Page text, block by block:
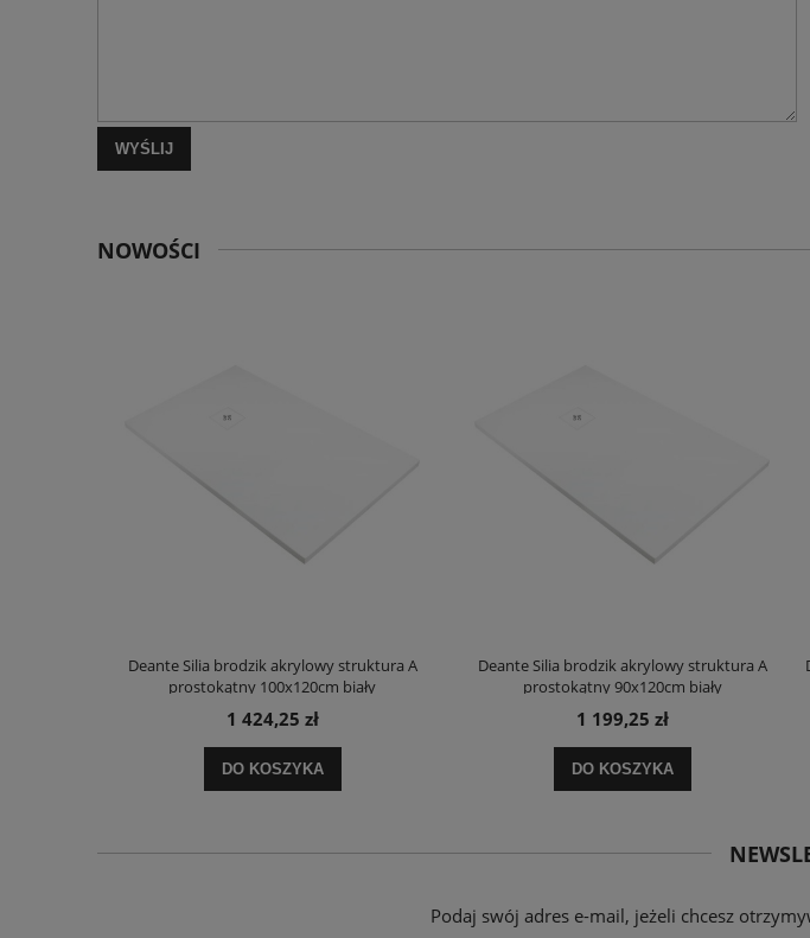
WYŚLIJ
NOWOŚCI
Deante Silia brodzik akrylowy struktura A
prostokątny 100x120cm biały
1 424,25 zł
DO KOSZYKA
Deante Silia brodzik akrylowy struktura A
prostokątny 90x120cm biały
1 199,25 zł
DO KOSZYKA
Podaj swój adres e-mail, jeżeli chcesz